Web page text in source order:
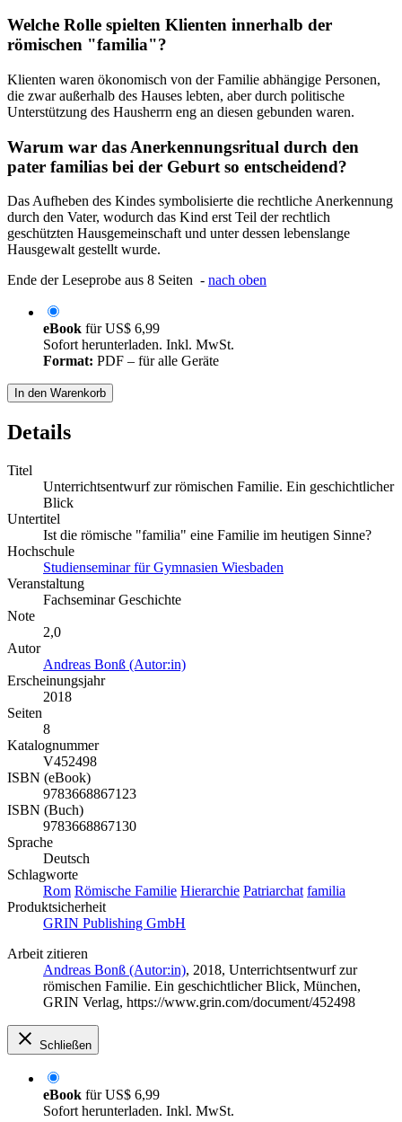
Welche Rolle spielten Klienten innerhalb der
römischen "familia"?
Klienten waren ökonomisch von der Familie abhängige Personen,
die zwar außerhalb des Hauses lebten, aber durch politische
Unterstützung des Hausherrn eng an diesen gebunden waren.
Warum war das Anerkennungsritual durch den
pater familias bei der Geburt so entscheidend?
Das Aufheben des Kindes symbolisierte die rechtliche Anerkennung
durch den Vater, wodurch das Kind erst Teil der rechtlich
geschützten Hausgemeinschaft und unter dessen lebenslange
Hausgewalt gestellt wurde.
Ende der Leseprobe aus 8 Seiten - nach oben
eBook fürUS$ 6,99
Sofort herunterladen. Inkl. MwSt.
Format: PDF – für alle Geräte
In den Warenkorb
Details
Titel
Unterrichtsentwurf zur römischen Familie. Ein geschichtlicher
Blick
Untertitel
Ist die römische "familia" eine Familie im heutigen Sinne?
Hochschule
Studienseminar für Gymnasien Wiesbaden
Veranstaltung
Fachseminar Geschichte
Note
2,0
Autor
Andreas Bonß (Autor:in)
Erscheinungsjahr
2018
Seiten
8
Katalognummer
V452498
ISBN (eBook)
9783668867123
ISBN (Buch)
9783668867130
Sprache
Deutsch
Schlagworte
Rom Römische Familie Hierarchie Patriarchat familia
Produktsicherheit
GRIN Publishing GmbH
Arbeit zitieren
Andreas Bonß (Autor:in), 2018, Unterrichtsentwurf zur
römischen Familie. Ein geschichtlicher Blick, München,
GRIN Verlag, https://www.grin.com/document/452498
Schließen
eBook fürUS$ 6,99
Sofort herunterladen. Inkl. MwSt.